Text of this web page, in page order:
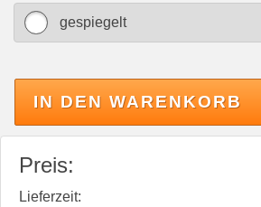
gespiegelt
IN DEN WARENKORB
Preis:
Lieferzeit: